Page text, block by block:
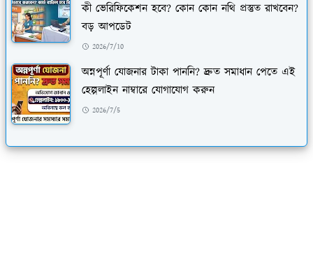
কী ভেরিফিকেশন হবে? কোন কোন নথি প্রস্তুত রাখবেন?
বড় আপডেট
2026/7/10
অন্নপূর্ণা যোজনার টাকা পাননি? দ্রুত সমাধান পেতে এই
হেল্পলাইন নাম্বারে যোগাযোগ করুন
2026/7/5